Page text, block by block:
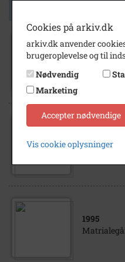
1995
1995
Cookies på arkiv.dk
arkiv.dk anvender
brugeroplevelse og til
Nødvendig
Marketing
Accepter nødvendige
Vis cookie oplysninger